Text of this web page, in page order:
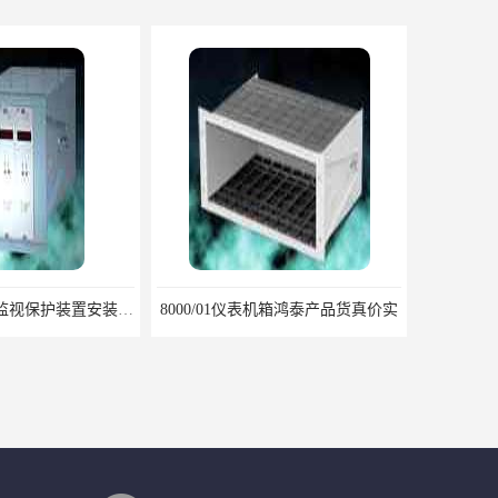
8000C旋转机械监视保护装置安装包装运输调试注意问题 8000/01仪表机箱鸿泰产品货真价实